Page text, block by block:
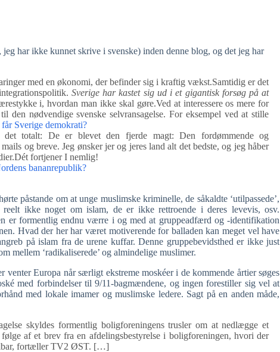
har ikke kunnet skrive i svenske) inden denne blog, og det jeg har
med en økonomi, der befinder sig i kraftig vækst.Samtidig er det
Sverige har kastet sig ud i et gigantisk forsøg på at
i, hvordan man ikke skal gøre.Ved at interessere os mere for
den nødvendige svenske selvransagelse. For eksempel ved at stille
Sverige demokrati?
det totalt: De er blevet den fjerde magt: Den fordømmende og
og breve. Jeg ønsker jer og jeres land alt det bedste, og jeg håber
fortjener I nemlig!
bananrepublik?
påstande om at unge muslimske kriminelle, de såkaldte ‘utilpassede’,
ikke noget om islam, de er ikke rettroende i deres levevis, osv.
er formentlig endnu værre i og med at gruppeadfærd og -identifikation
Hvad der her har været motiverende for balladen kan meget vel have
på islam fra de urene kuffar. Denne gruppebevidsthed er ikke just
mellem ‘radikaliserede’ og almindelige muslimer.
Europa når særligt ekstreme moskéer i de kommende årtier søges
med forbindelser til 9/11-bagmændene, og ingen forestiller sig vel at
med lokale imamer og muslimske ledere. Sagt på en anden måde,
skyldes formentlig boligforeningens trusler om at nedlægge et
af et brev fra en afdelingsbestyrelse i boligforeningen, hvori der
fortæller TV2 ØST. […]